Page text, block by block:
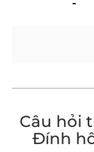
Câu hỏi
Đính